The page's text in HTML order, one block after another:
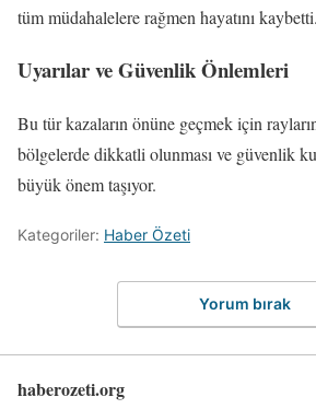
tüm müdahalelere rağmen hayatını kaybetti.
Uyarılar ve Güvenlik Önlemleri
Bu tür kazaların önüne geçmek için
bölgelerde dikkatli olunması ve güvenlik
büyük önem taşıyor.
Kategoriler: Haber Özeti
Yorum bırak
haberozeti.org